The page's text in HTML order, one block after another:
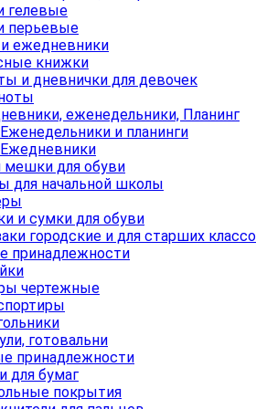
гелевые
перьевые
ежедневники
книжки
и дневнички для девочек
еженедельники, Планинг
Еженедельники и планинги
Ежедневники
мешки для обуви
для начальной школы
и сумки для обуви
городские и для старших
принадлежности
чертежные
готовальни
принадлежности
для бумаг
покрытия